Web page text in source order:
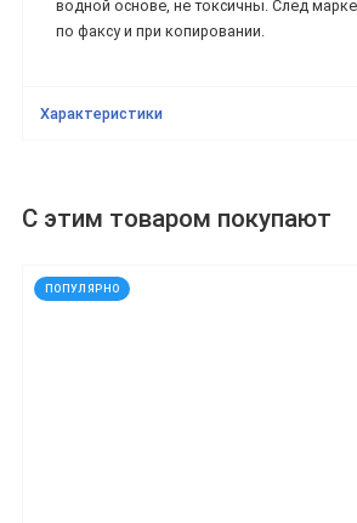
водной основе, не токсичны. След
по факсу и при копировании.
Характеристики
С этим товаром покупают
ПОПУЛЯРНО
код: 41325